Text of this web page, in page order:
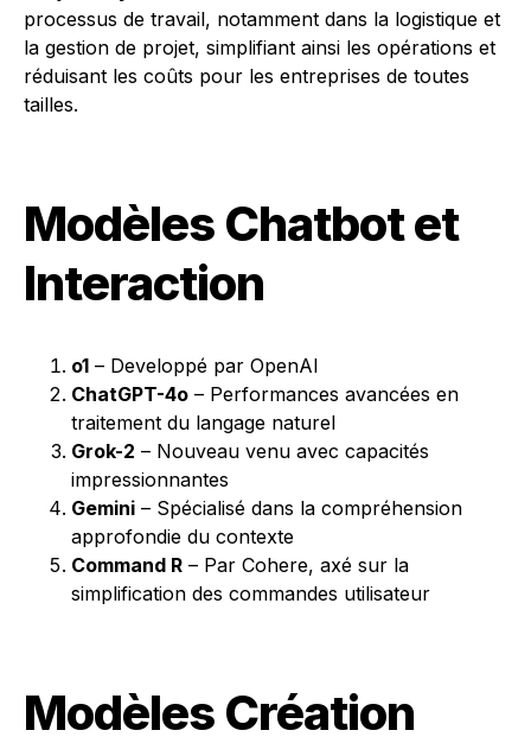
processus de travail, notamment dans la logistique et
la gestion de projet, simplifiant ainsi les opérations et
réduisant les coûts pour les entreprises de toutes
tailles.
Modèles Chatbot et
Interaction
o1 – Developpé par OpenAI
ChatGPT-4o – Performances avancées en
traitement du langage naturel
Grok-2 – Nouveau venu avec capacités
impressionnantes
Gemini – Spécialisé dans la compréhension
approfondie du contexte
Command R – Par Cohere, axé sur la
simplification des commandes utilisateur
Modèles Création